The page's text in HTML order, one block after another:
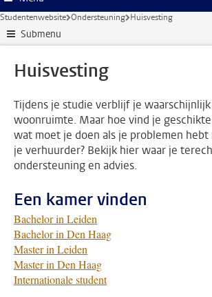
Studentenwebsite Ondersteuning Huisvesting
Submenu
Huisvesting
Tijdens je studie verblijf je
woonruimte. Maar hoe vind je
wat moet je doen als je problemen
je verhuurder? Bekijk hier waar je
ondersteuning en advies.
Een kamer vinden
Bachelor in Leiden
Bachelor in Den Haag
Master in Leiden
Master in Den Haag
Internationale student